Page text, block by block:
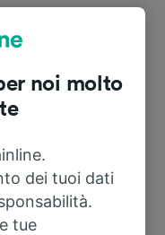
noi molto
dei tuoi dati
tue